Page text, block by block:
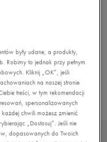
kolekcji, więc jeśli chcesz
mieć niewielkie ślady
nieznaczące wady,
artykułów!
przedstawia konkretnego
2026
były udane, a produkty,
Robimy to jednak przy pełnym
Kliknij „OK”, jeśli
na naszej stronie
treści, w tym rekomendacji
spersonalizowanych
chwili możesz zmienić
„Dostosuj”. Jeśli nie
dopasowanych do Twoich